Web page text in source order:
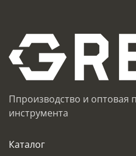
Ппроизводство и оптовая
инструмента
Каталог